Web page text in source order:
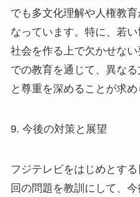
でも多文化理解や人権教
なっています。特に、若
社会を作る上で欠かせな
での教育を通じて、異な
と尊重を深めることが求め
9. 今後の対策と展望
フジテレビをはじめとす
回の問題を教訓にして、